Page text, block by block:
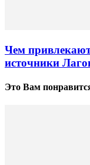
Чем
источники
Это Вам